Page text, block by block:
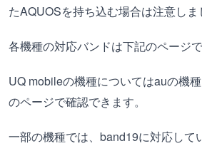
たAQUOSを持ち込む場合は注意しま
各機種の対応バンドは下記のページで
UQ mobileの機種についてはauの機
のページで確認できます。
一部の機種では、band19に対応して